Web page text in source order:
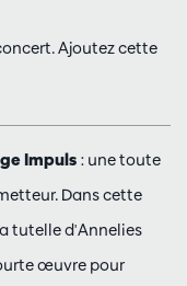
Ajoutez cette
Impuls : une toute
Dans cette
tutelle d'Annelies
œuvre pour